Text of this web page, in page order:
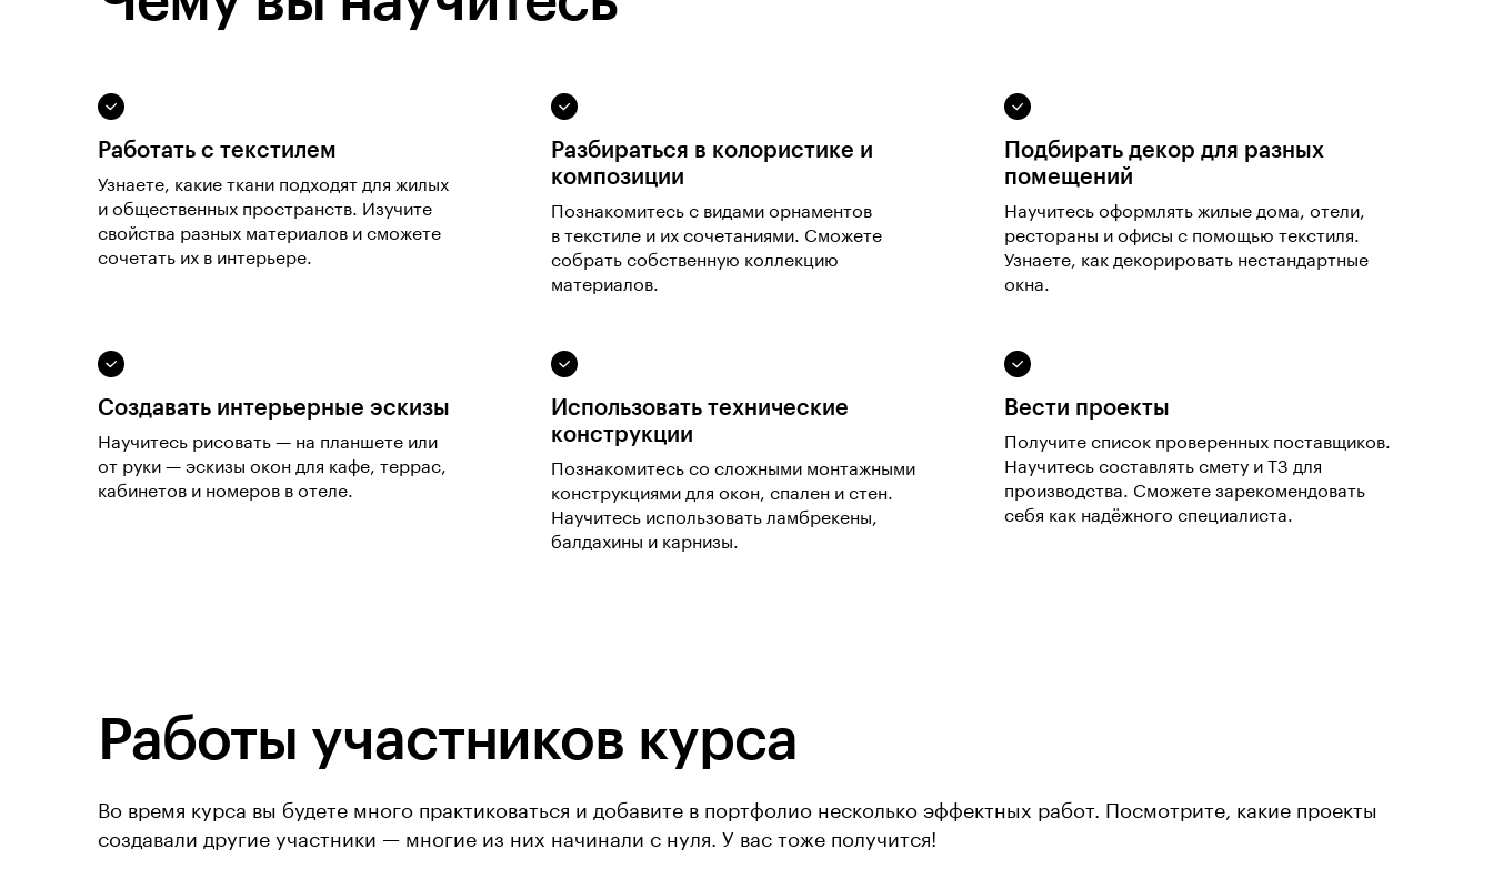
Работать с текстилем
Узнаете, какие ткани подходят для жилых
и общественных пространств. Изучите
свойства разных материалов и сможете
сочетать их в интерьере.
Разбираться в колористике и
композиции
Познакомитесь с видами орнаментов
в текстиле и их сочетаниями. Сможете
собрать собственную коллекцию
материалов.
Подбирать декор для разных
помещений
Научитесь оформлять жилые дома, отели,
рестораны и офисы с помощью текстиля.
Узнаете, как декорировать нестандартные
окна.
Создавать интерьерные эскизы
Научитесь рисовать — на планшете или
от руки — эскизы окон для кафе, террас,
кабинетов и номеров в отеле.
Использовать технические
конструкции
Познакомитесь со сложными монтажными
конструкциями для окон, спален и стен.
Научитесь использовать ламбрекены,
балдахины и карнизы.
Вести проекты
Получите список проверенных поставщиков.
Научитесь составлять смету и ТЗ для
производства. Сможете зарекомендовать
себя как надёжного специалиста.
Работы участников курса
Во время курса вы будете много практиковаться и добавите в портфолио несколько эффектных работ. Посмотрите, какие проекты
создавали другие участники — многие из них начинали с нуля. У вас тоже получится!